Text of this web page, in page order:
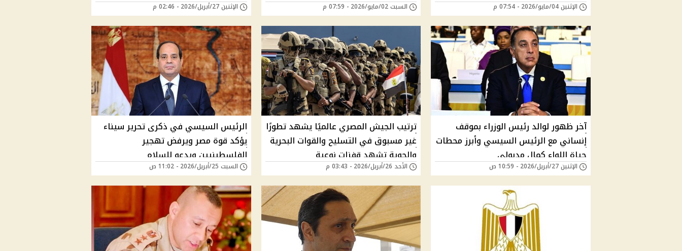
الإثنين 04/مايو/2026 - 07:54 م السبت 02/مايو/2026 - 07:59 م الإثنين 27/أبريل/2026 - 02:46 م
آخر ظهور لوالد رئيس الوزراء بموقف
إنساني مع الرئيس السيسي وأبرز محطات
حياة اللواء كمال مدبولي
الإثنين 27/أبريل/2026 - 10:59 ص
ترتيب الجيش المصري عالميًا يشهد تطورًا
غير مسبوق في التسليح والقوات البحرية
والجوية تشهد قفزات نوعية
الأحد 26/أبريل/2026 - 03:43 م
الرئيس السيسي في ذكرى تحرير سيناء
يؤكد قوة مصر ويرفض تهجير
الفلسطينيين ويدعو للسلام
السبت 25/أبريل/2026 - 11:02 ص